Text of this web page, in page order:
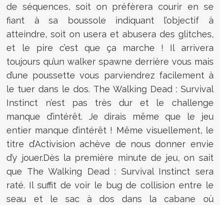
de séquences, soit on préfèrera courir en se
fiant à sa boussole indiquant l’objectif à
atteindre, soit on usera et abusera des glitches,
et le pire c’est que ça marche ! Il arrivera
toujours qu’un walker spawne derrière vous mais
d’une poussette vous parviendrez facilement à
le tuer dans le dos. The Walking Dead : Survival
Instinct n’est pas très dur et le challenge
manque d’intérêt. Je dirais même que le jeu
entier manque d’intérêt ! Même visuellement, le
titre d’Activision achève de nous donner envie
d’y jouer.Dès la première minute de jeu, on sait
que The Walking Dead : Survival Instinct sera
raté. Il suffit de voir le bug de collision entre le
seau et le sac à dos dans la cabane où